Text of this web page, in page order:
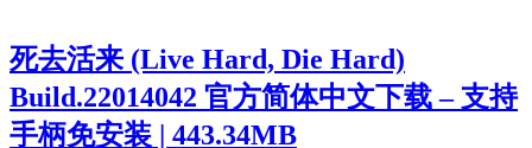
死去活来 (Live Hard, Die Hard)
Build.22014042 官方简体中文下载 – 支持
手柄免安装 | 443.34MB